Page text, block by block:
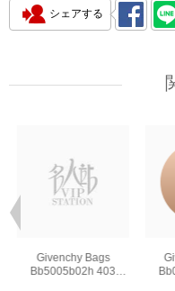
シェアする
Givenchy Bags
Bb5005b02h 403